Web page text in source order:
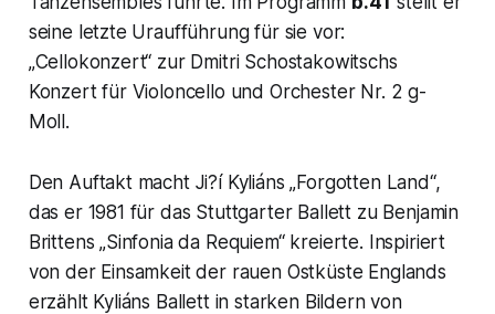
seine letzte Uraufführung für sie vor:
„Cellokonzert“ zur Dmitri Schostakowitschs
Konzert für Violoncello und Orchester Nr. 2 g-
Moll.
Den Auftakt macht Ji?í Kyliáns „Forgotten Land“,
das er 1981 für das Stuttgarter Ballett zu Benjamin
Brittens „Sinfonia da Requiem“ kreierte. Inspiriert
von der Einsamkeit der rauen Ostküste Englands
erzählt Kyliáns Ballett in starken Bildern von